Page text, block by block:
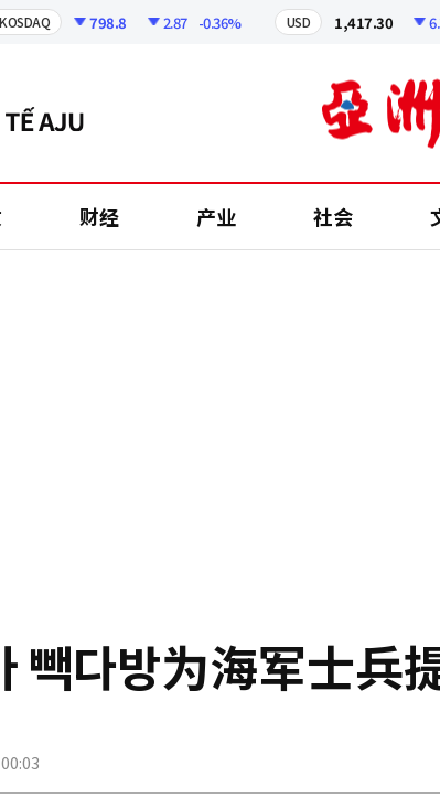
798.8 2.87 -0.36% USD 1,417.30 6.3
财经 产业 社会
빽다방为海军士兵